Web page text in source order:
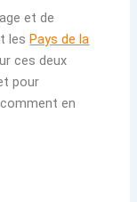
et de
lesPays de la
ces deux
pour
en